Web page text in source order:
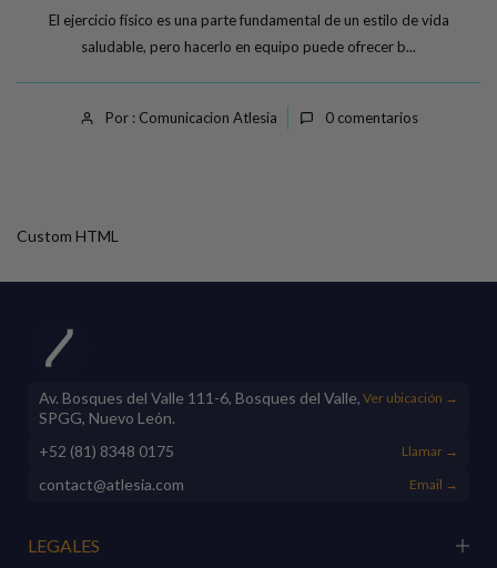
El ejercicio físico es una parte fundamental de un estilo de vida
saludable, pero hacerlo en equipo puede ofrecer b...
Por : Comunicacion Atlesia 0 comentarios
Custom HTML
Av. Bosques del Valle 111-6, Bosques del Valle,
SPGG, Nuevo León.
Ver ubicación →
+52 (81) 8348 0175 Llamar →
contact@atlesia.com Email →
LEGALES